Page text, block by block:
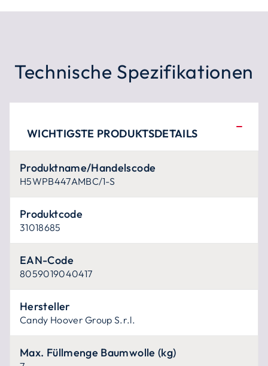
Technische Spezifikationen
WICHTIGSTE PRODUKTSDETAILS
Produktname/Handelscode
H5WPB447AMBC/1-S
Produktcode
31018685
EAN-Code
8059019040417
Hersteller
Candy Hoover Group S.r.l.
Max. Füllmenge Baumwolle (kg)